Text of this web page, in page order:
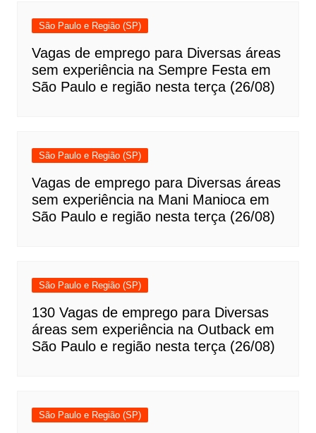
São Paulo e Região (SP)
Vagas de emprego para Diversas áreas
sem experiência na Sempre Festa em
São Paulo e região nesta terça (26/08)
São Paulo e Região (SP)
Vagas de emprego para Diversas áreas
sem experiência na Mani Manioca em
São Paulo e região nesta terça (26/08)
São Paulo e Região (SP)
130 Vagas de emprego para Diversas
áreas sem experiência na Outback em
São Paulo e região nesta terça (26/08)
São Paulo e Região (SP)